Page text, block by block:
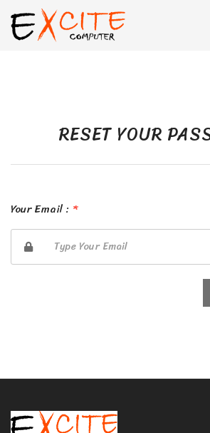
RESET YOUR
Your Email : *